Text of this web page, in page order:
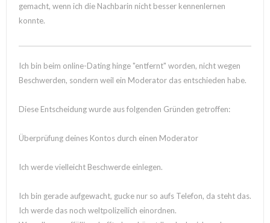
gemacht, wenn ich die Nachbarin nicht besser kennenlernen
konnte.
Ich bin beim online-Dating hinge "entfernt" worden, nicht wegen
Beschwerden, sondern weil ein Moderator das entschieden habe.
Diese Entscheidung wurde aus folgenden Gründen getroffen:
Überprüfung deines Kontos durch einen Moderator
Ich werde vielleicht Beschwerde einlegen.
Ich bin gerade aufgewacht, gucke nur so aufs Telefon, da steht das.
Ich werde das noch weltpolizeilich einordnen.